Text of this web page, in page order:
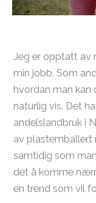
Jeg er opptatt av
min jobb. Som
hvordan man
naturlig vis. Det
andelslandbruk i
av plastemballert
samtidig som
det å komme
en trend som vil